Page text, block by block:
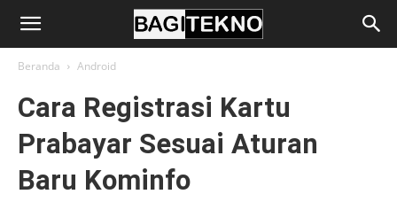
BagiTekno
Beranda Android
Cara Registrasi Kartu
Prabayar Sesuai Aturan
Baru Kominfo